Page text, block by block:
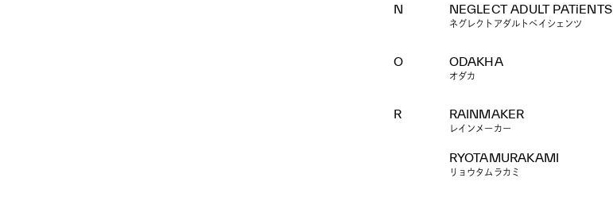
N NEGLECT ADULT PATiENTS
ネグレクトアダルトペイシェンツ
O ODAKHA
オダカ
R RAINMAKER
レインメーカー
RYOTAMURAKAMI
リョウタムラカミ